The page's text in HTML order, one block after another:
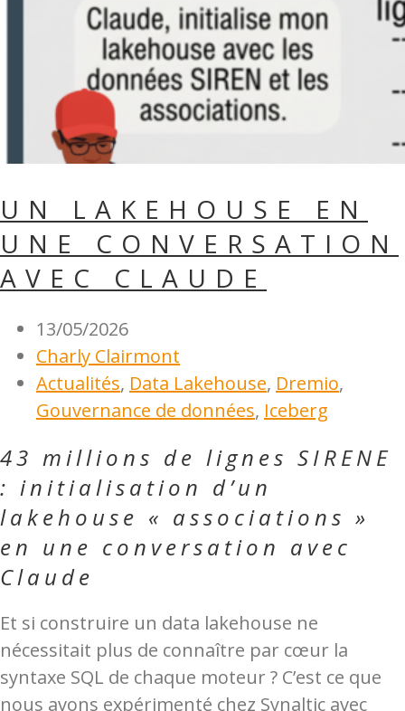
UN LAKEHOUSE EN
UNE CONVERSATION
AVEC CLAUDE
13/05/2026
Charly Clairmont
Actualités, Data Lakehouse, Dremio,
Gouvernance de données, Iceberg
43 millions de lignes SIRENE
: initialisation d’un
lakehouse « associations »
en une conversation avec
Claude
Et si construire un data lakehouse ne
nécessitait plus de connaître par cœur la
syntaxe SQL de chaque moteur ? C’est ce que
nous avons expérimenté chez Synaltic avec